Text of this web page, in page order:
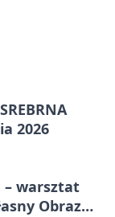
2026
– warsztat
Obraz